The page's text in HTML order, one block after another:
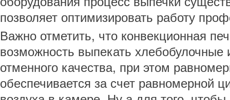
позволяет оптимизировать работу
Важно отметить, что конвекционная
возможность выпекать хлебобулочные
отменного качества, при этом
обеспечивается за счет равномерной